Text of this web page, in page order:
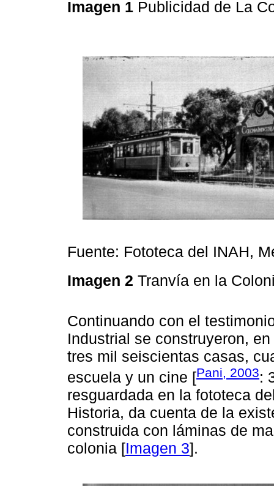
Imagen 1 Publicidad de La
Fuente: Fototeca del INAH,
Imagen 2 Tranvía en la
Continuando con el
Industrial se construyeron,
tres mil seiscientas casas,
escuela y un cine [Pani, 2003:
resguardada en la fototeca
Historia, da cuenta de la
construida con láminas de
colonia [Imagen 3].